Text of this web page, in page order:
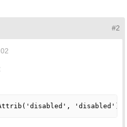
#2
'disabled');